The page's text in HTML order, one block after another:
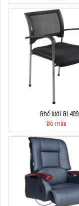
Ghế lưới GL409
Bỏ mẫu